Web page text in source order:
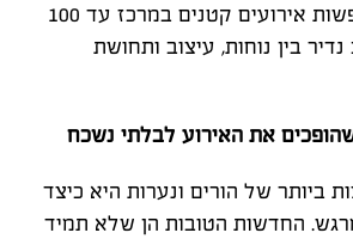
עבור משפחות המחפשות אירועים קטנים במרכז עד 100
בין נוחות, עיצוב ותחושת
את האירוע לבלתי נשכח
ביותר של הורים ונערות היא כיצד
החדשות הטובות הן שלא תמיד